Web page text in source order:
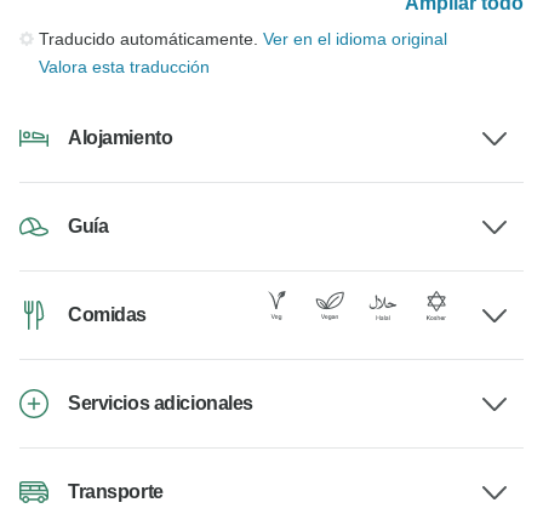
Traducido automáticamente. Ver en el idioma original
Valora esta traducción
Alojamiento
Guía
Comidas
Servicios adicionales
Transporte